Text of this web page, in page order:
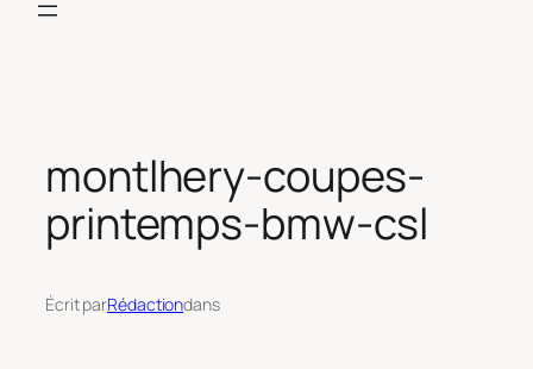
montlhery-coupes-
printemps-bmw-csl
Écrit parRédactiondans